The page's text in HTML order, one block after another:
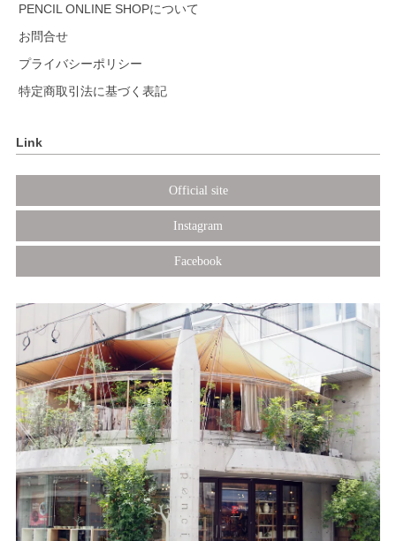
PENCIL ONLINE SHOPについて
お問合せ
プライバシーポリシー
特定商取引法に基づく表記
Link
Official site
Instagram
Facebook